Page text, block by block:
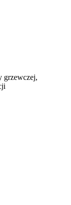
grzewczej,